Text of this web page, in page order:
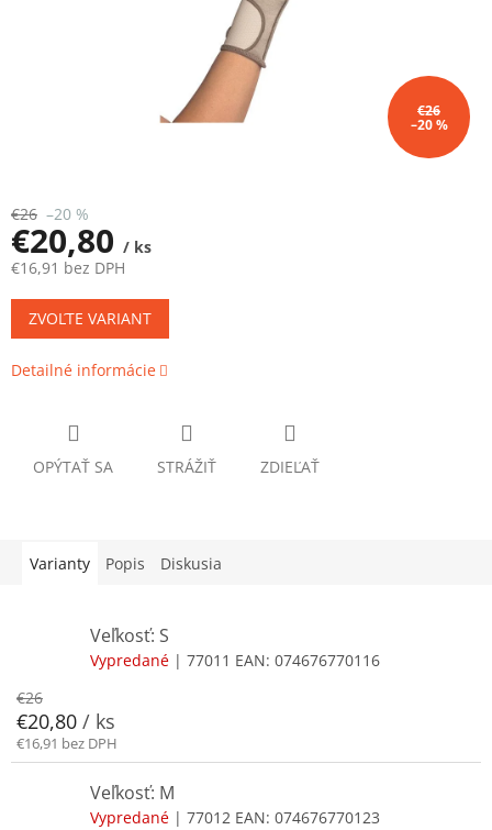
€26
–20 %
€26 –20 %
€20,80 / ks
€16,91 bez DPH
Jednotková
cena:
ZVOĽTE VARIANT
Detailné informácie
OPÝTAŤ SA STRÁŽIŤ ZDIEĽAŤ
Varianty Popis Diskusia
Veľkosť: S
Vypredané | 77011 EAN: 074676770116
€26
€20,80 / ks
€16,91 bez DPH
Veľkosť: M
Vypredané | 77012 EAN: 074676770123